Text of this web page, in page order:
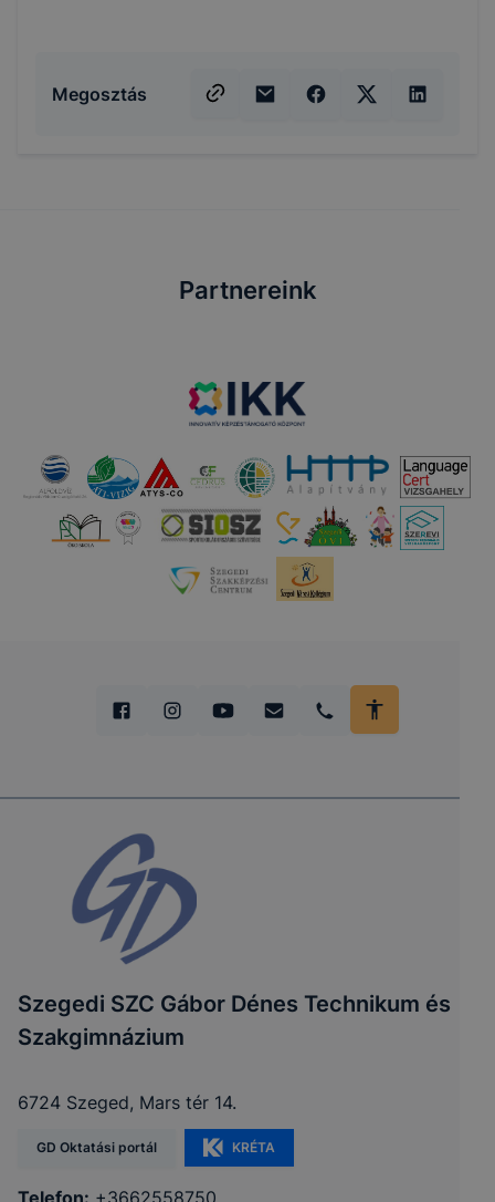
Megosztás
Partnereink
Szegedi SZC Gábor Dénes Technikum és
Szakgimnázium
6724 Szeged, Mars tér 14.
GD Oktatási portál KRÉTA
Telefon: +3662558750